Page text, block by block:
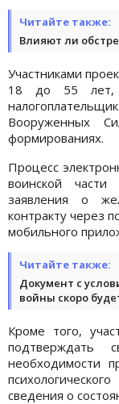
Читайте также:
Влияют ли
Участниками
18 до 55 лет,
Вооруженных
формированиях.
Процесс
воинской
заявления о
контракту через
мобильного
Читайте также:
Документ с
войны скоро
Кроме того,
подтверждать
необходимости
сведения о